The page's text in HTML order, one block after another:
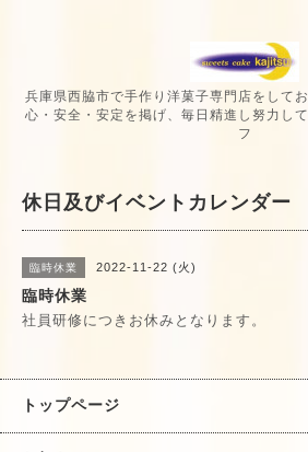
兵庫県西脇市で手作り洋菓子専門店をして
心・安全・安定を掲げ、毎日精進し努力し
フ
休日及びイベントカレンダー
臨時休業 2022-11-22 (火)
臨時休業
社員研修につきお休みとなります。
トップページ